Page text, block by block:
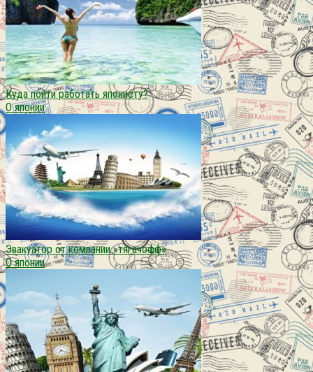
Куда пойти работать японисту?
О японии
Эвакуатор от компании «тягачофф»
О японии